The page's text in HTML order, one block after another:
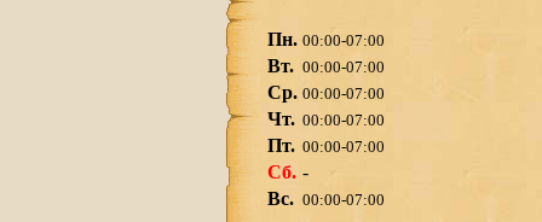
Пн. 00:00-07:00
Вт. 00:00-07:00
Ср. 00:00-07:00
Чт. 00:00-07:00
Пт. 00:00-07:00
Сб. -
Вс. 00:00-07:00